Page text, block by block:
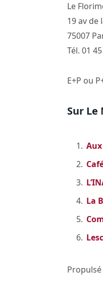
Le
19 av de
75007
Tél. 01
E+P ou
Sur Le
La